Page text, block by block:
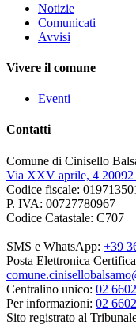
Notizie
Comunicati
Avvisi
Vivere il comune
Eventi
Contatti
Comune di Cinisello
Via XXV aprile, 4 20092
Codice fiscale:
P. IVA: 00727780967
Codice Catastale: C707
SMS e WhatsApp: +39
Posta Elettronica
Centralino unico: 02
Per informazioni: 02
Sito registrato al